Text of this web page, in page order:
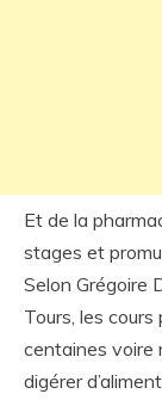
Et de la
stages et
Selon Grégoire
Tours, les cours
centaines voire
digérer